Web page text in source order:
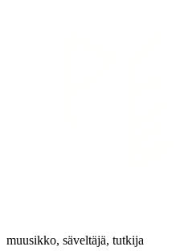
muusikko, säveltäjä, tutkija